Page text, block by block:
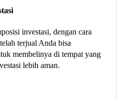
investasi, dengan cara
terjual Anda bisa
membelinya di tempat yang
lebih aman.